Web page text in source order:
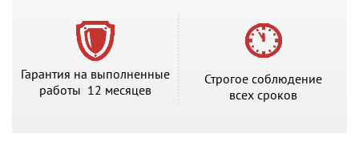
Гарантия на выполненные
работы 12 месяцев
Строгое соблюдение
всех сроков